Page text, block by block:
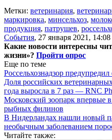
Метки: ветеринария,
маркировка, минсельхоз,
продукция, патрушев,
События, 27 января 2021, 14:08
Какие новости интересны
жизни»? Пройти опрос
Еще по теме
Россельхознадзор
Доля российских
года выросла в 7 раз — RNC
Московский зоопарк впервые
рыбных филинов
В Нидерландах нашли новый
необычным заболеванием
Читайте также: